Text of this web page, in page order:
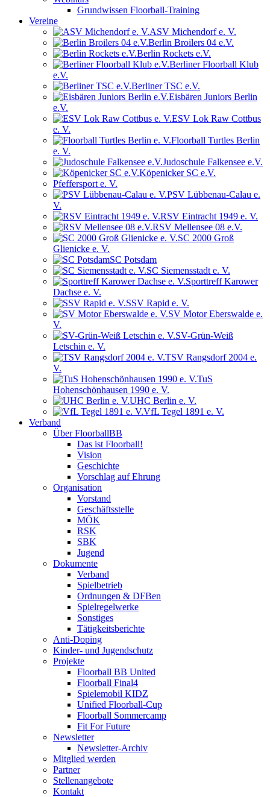
Grundwissen Floorball-Training
Vereine
ASV Michendorf e. V.
Berlin Broilers 04 e.V.
Berlin Rockets e.V.
Berliner Floorball Klub
e.V.
Berliner TSC e.V.
Eisbären Juniors Berlin
e.V.
ESV Lok Raw Cottbus
e. V.
Floorball Turtles Berlin
e. V.
Judoschule Falkensee e.V.
Köpenicker SC e.V.
Pfeffersport e. V.
PSV Lübbenau-Calau e.
V.
RSV Eintracht 1949 e. V.
RSV Mellensee 08 e.V.
SC 2000 Groß
Glienicke e. V.
SC Potsdam
SC Siemensstadt e. V.
Sporttreff Karower
Dachse e. V.
SSV Rapid e. V.
SV Motor Eberswalde e.
V.
SV-Grün-Weiß
Letschin e. V.
TSV Rangsdorf 2004 e.
V.
TuS
Hohenschönhausen 1990 e. V.
UHC Berlin e. V.
VfL Tegel 1891 e. V.
Verband
Über FloorballBB
Das ist Floorball!
Vision
Geschichte
Vorschlag auf Ehrung
Organisation
Vorstand
Geschäftsstelle
MÖK
RSK
SBK
Jugend
Dokumente
Verband
Spielbetrieb
Ordnungen & DFBen
Spielregelwerke
Sonstiges
Tätigkeitsberichte
Anti-Doping
Kinder- und Jugendschutz
Projekte
Floorball BB United
Floorball Final4
Spielemobil KIDZ
Unified Floorball-Cup
Floorball Sommercamp
Fit For Future
Newsletter
Newsletter-Archiv
Mitglied werden
Partner
Stellenangebote
Kontakt